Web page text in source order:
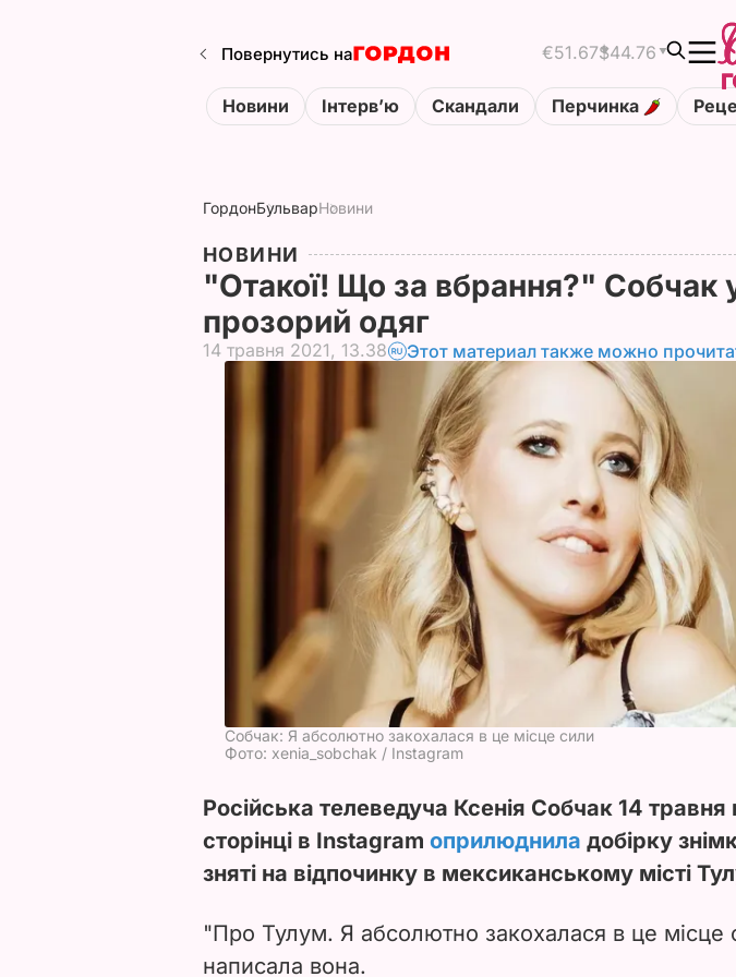
Повернутись на €51.67$44.76
Новини Інтервʼю Скандали Перчинка
ГордонБульварНовини
НОВИНИ
"Отакої! Що за вбрання?" Собчак
прозорий одяг
14 травня 2021, 13.38 Этот материал также можно
Собчак: Я абсолютно закохалася в це місце сили
Фото: xenia_sobchak / Instagram
Російська телеведуча Ксенія Собчак 14 травня
сторінці в Instagram оприлюднила добірку
зняті на відпочинку в мексиканському місті
"Про Тулум. Я абсолютно закохалася в це місце
написала вона.